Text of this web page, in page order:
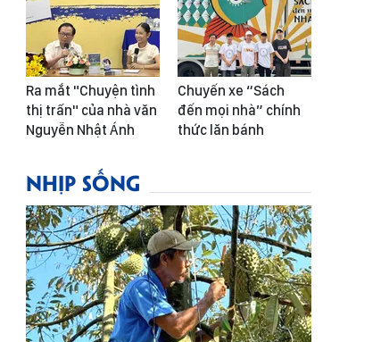
Ra mắt "Chuyện tình
thị trấn" của nhà văn
Nguyễn Nhật Ánh
Chuyến xe “Sách
đến mọi nhà” chính
thức lăn bánh
NHỊP SỐNG